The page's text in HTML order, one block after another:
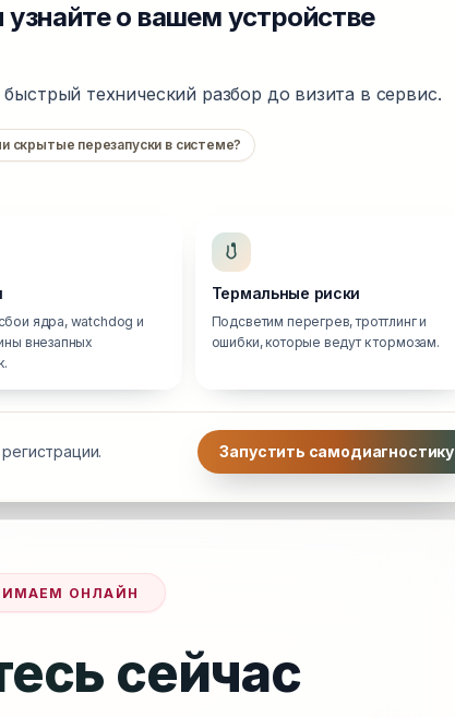
о вашем устройстве
технический разбор до визита в сервис.
скрытые перезапуски в системе?
ядра, watchdog и
внезапных
Термальные риски
Подсветим перегрев, троттлинг и
ошибки, которые ведут к тормозам.
Запустить самодиагностику
ОНЛАЙН
сейчас